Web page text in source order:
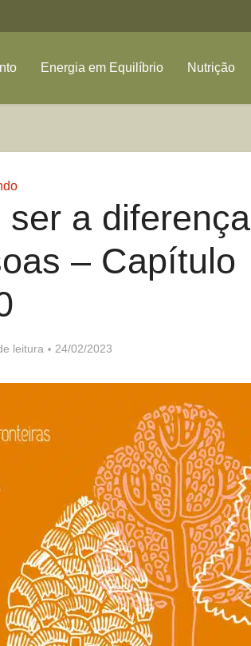
Energia em Equilíbrio Nutrição
a diferença
– Capítulo
leitura 24/02/2023